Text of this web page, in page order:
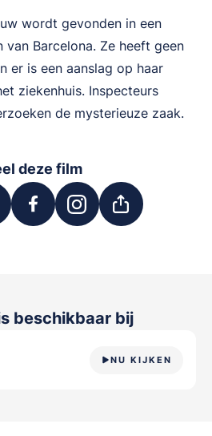
wordt gevonden in een
van Barcelona. Ze heeft geen
er is een aanslag op haar
ziekenhuis. Inspecteurs
de mysterieuze zaak.
deze film
beschikbaar bij
NU KIJKEN